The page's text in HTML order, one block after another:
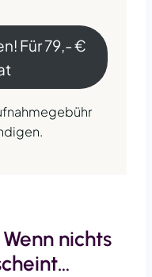
Für 79,- €
nichts